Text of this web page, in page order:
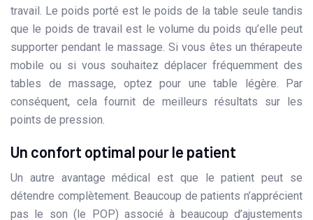
travail. Le poids porté est le poids de la table seule tandis
que le poids de travail est le volume du poids qu’elle peut
supporter pendant le massage. Si vous êtes un thérapeute
mobile ou si vous souhaitez déplacer fréquemment des
tables de massage, optez pour une table légère. Par
conséquent, cela fournit de meilleurs résultats sur les
points de pression.
Un confort optimal pour le patient
Un autre avantage médical est que le patient peut se
détendre complètement. Beaucoup de patients n’apprécient
pas le son (le POP) associé à beaucoup d’ajustements